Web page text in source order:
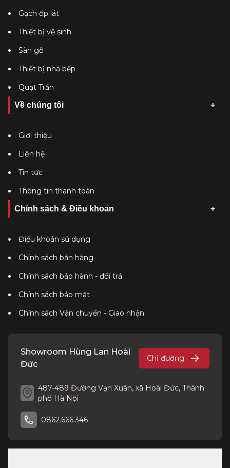
Gạch ốp lát
Thiết bị vệ sinh
Sàn gỗ
Thiết bị nhà bếp
Quạt Trần
Về chúng tôi
Giới thiệu
Liên hệ
Tin tức
Thông tin thanh toán
Chính sách & Điều khoản
Điều khoản sử dụng
Chính sách bán hàng
Chính sách bảo hành - đổi trả
Chính sách bảo mật
Chính sách Vận chuyển - Giao nhận
Showroom Hùng Lan Hoài
Đức
Chỉ đường
487-489 Đường Vạn Xuân, xã Hoài Đức, Thành
phố Hà Nội
0862.666.346